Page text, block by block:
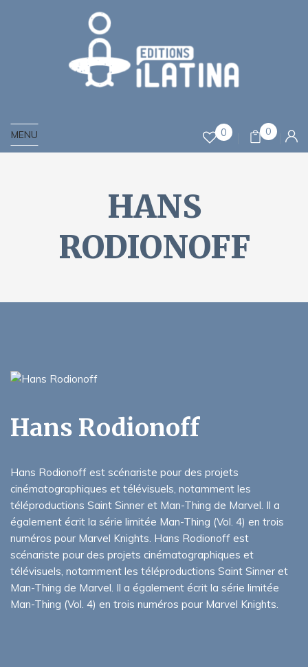
MENU 0 0
HANS
RODIONOFF
Hans Rodionoff
Hans Rodionoff est scénariste pour des projets
cinématographiques et télévisuels, notamment les
téléproductions Saint Sinner et Man-Thing de Marvel. Il a
également écrit la série limitée Man-Thing (Vol. 4) en trois
numéros pour Marvel Knights. Hans Rodionoff est
scénariste pour des projets cinématographiques et
télévisuels, notamment les téléproductions Saint Sinner et
Man-Thing de Marvel. Il a également écrit la série limitée
Man-Thing (Vol. 4) en trois numéros pour Marvel Knights.